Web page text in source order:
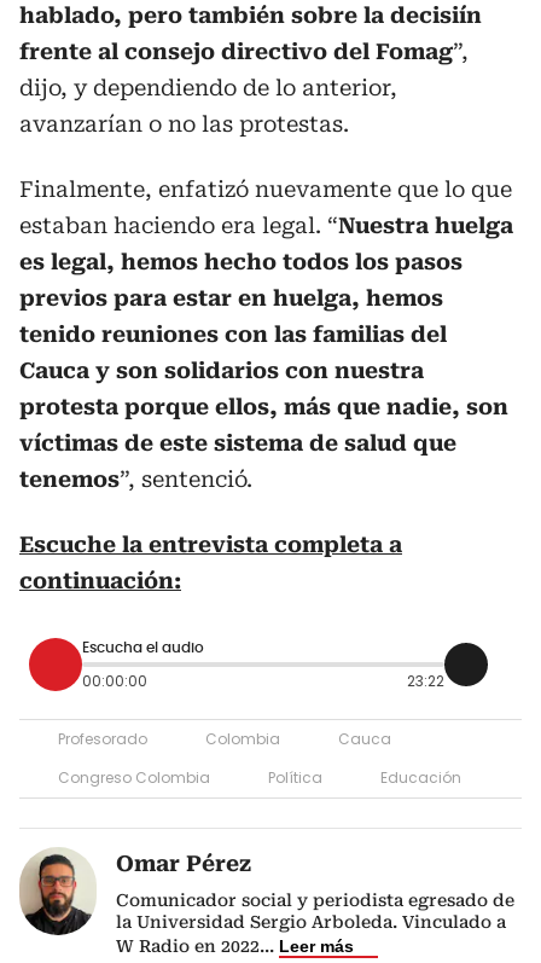
hablado, pero también sobre la decisiín
frente al consejo directivo del Fomag”,
dijo, y dependiendo de lo anterior,
avanzarían o no las protestas.
Finalmente, enfatizó nuevamente que lo que
estaban haciendo era legal. “Nuestra huelga
es legal, hemos hecho todos los pasos
previos para estar en huelga, hemos
tenido reuniones con las familias del
Cauca y son solidarios con nuestra
protesta porque ellos, más que nadie, son
víctimas de este sistema de salud que
tenemos”, sentenció.
Escuche la entrevista completa a
continuación:
Escucha el audio
00:00:00 23:22
Profesorado Colombia
Cauca
Congreso Colombia
Política Educación
Omar Pérez
Comunicador social y periodista egresado de
la Universidad Sergio Arboleda. Vinculado a
W Radio en 2022... Leer más